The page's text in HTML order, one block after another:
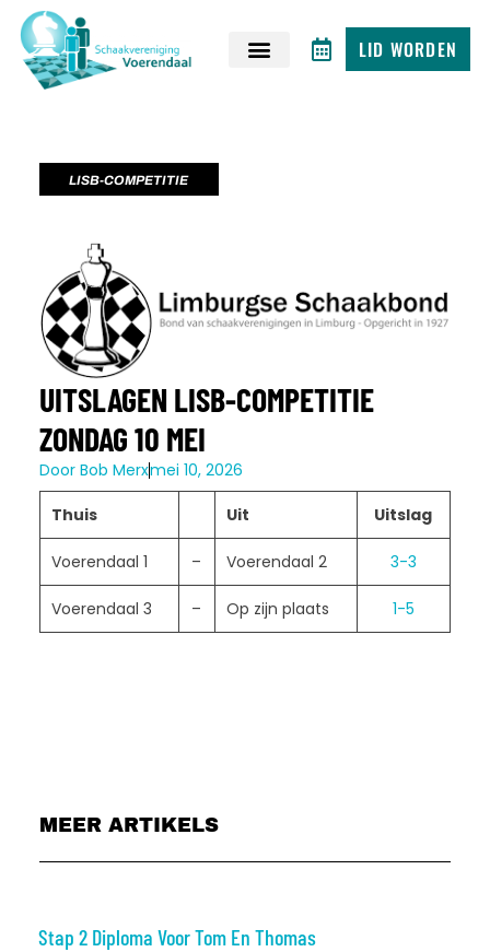
LID WORDEN
LISB-COMPETITIE
UITSLAGEN LISB-COMPETITIE
ZONDAG 10 MEI
DoorBob Merxmei 10, 2026
Thuis Uit Uitslag
Voerendaal 1 – Voerendaal 2 3-3
Voerendaal 3 – Op zijn plaats 1-5
MEER ARTIKELS
Stap 2 Diploma Voor Tom En Thomas